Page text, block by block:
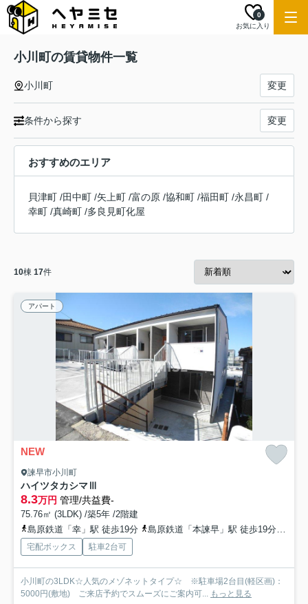
お気に入り
0
小川町の賃貸物件一覧
小川町 変更
条件から探す 変更
おすすめのエリア
貝津町 /田中町 /矢上町 /富の原 /協和町 /福田町 /永昌町 /
幸町 /真崎町 /多良見町化屋
10棟 17件
アパート
NEW
諫早市小川町
ハイツタカシマⅢ
8.3万円 管理/共益費-
75.76㎡ (3LDK) /築5年 /2階建
島原鉄道「幸」駅 徒歩19分
島原鉄道「本諫早」駅 徒歩19分
宅配ボックス 駐車2台可
小川町の3LDK☆人気のメゾネットタイプ☆ ※駐車場2台目(軽区画)：
5000円(敷地) ご来店予約でスムーズにご案内可... もっと見る